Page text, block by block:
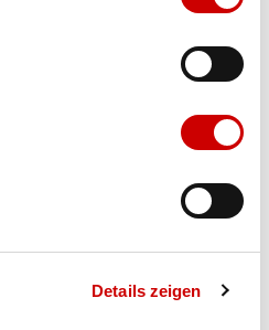
Details zeigen
geliefert - ab CHF 50.00